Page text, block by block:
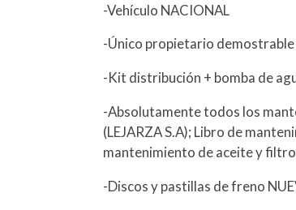
-Vehículo NACIONAL
-Único propietario demostrable
-Kit distribución + bomba de
-Absolutamente todos los
(LEJARZA S.A); Libro de
mantenimiento de aceite y
-Discos y pastillas de freno